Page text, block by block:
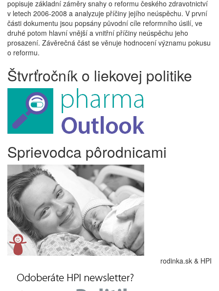
popisuje základní záměry snahy o reformu českého zdravotnictví
v letech 2006-2008 a analyzuje příčiny jejího neúspěchu. V první
části dokumentu jsou popsány původní cíle reformního úsilí, ve
druhé potom hlavní vnější a vnitřní příčiny neúspěchu jeho
prosazení. Závěrečná část se věnuje hodnocení významu pokusu
o reformu.
Štvrťročník o liekovej politike
Sprievodca pôrodnicami
rodinka.sk & HPI